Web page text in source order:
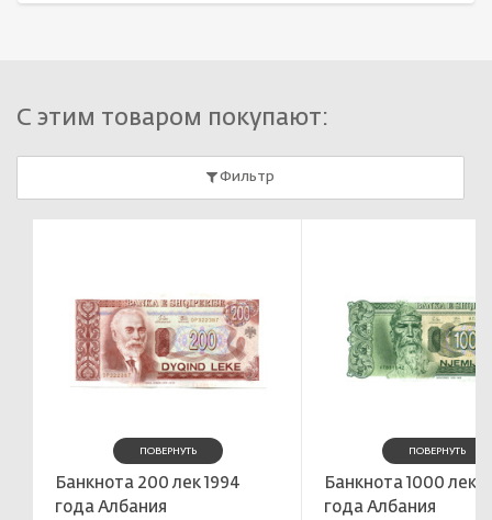
С этим товаром покупают:
Фильтр
ПОВЕРНУТЬ
Банкнота 200 лек 1994
года Албания
ПОВЕРНУТЬ
Банкнота 1000 лек
года Албания